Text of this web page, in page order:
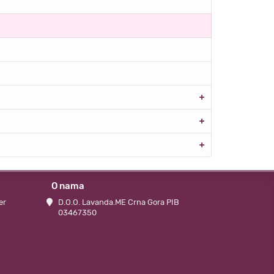
O nama
D.O.O. Lavanda.ME Crna Gora PIB
03467350